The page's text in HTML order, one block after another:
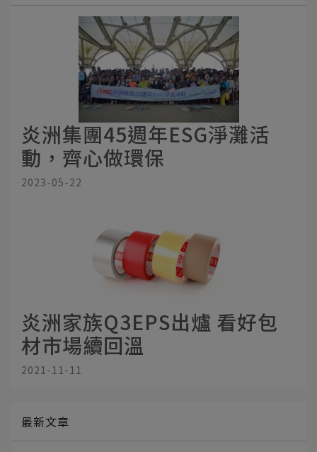
炎洲集團45週年ESG淨灘活
動，齊心做環保
2023-05-22
炎洲家族Q3EPS出爐 看好包
材市場續回溫
2021-11-11
最新文章